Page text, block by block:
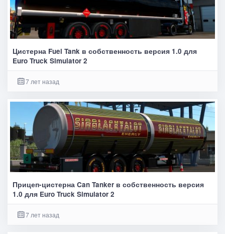
Цистерна Fuel Tank в собственность версия 1.0 для
Euro Truck Simulator 2
7 лет назад
Прицеп-цистерна Can Tanker в собственность версия
1.0 для Euro Truck Simulator 2
7 лет назад